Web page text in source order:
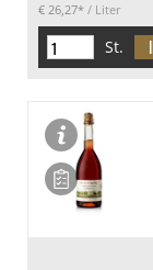
€ 26,27* / Liter
St.